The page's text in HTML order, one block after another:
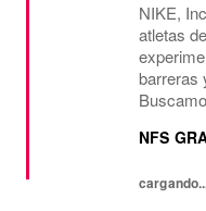
NIKE,
atletas
barreras
aceptar
NFS